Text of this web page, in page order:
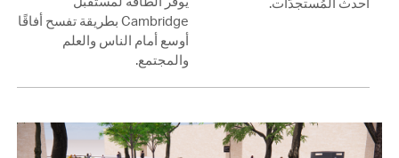
Cambridge بطريقة تفسح أفاقًا
أوسع أمام الناس والعلم
والمجتمع.